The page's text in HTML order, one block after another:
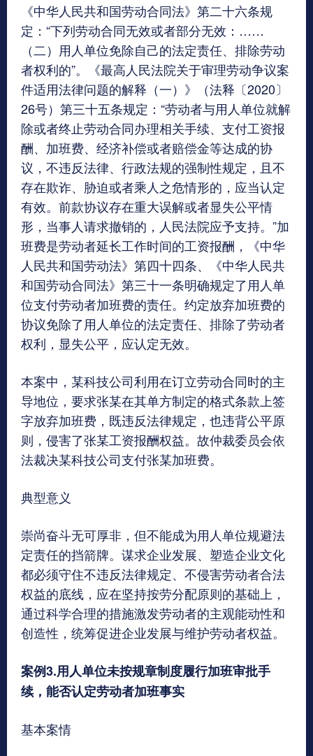
《中华人民共和国劳动合同法》第二十六条规
定：“下列劳动合同无效或者部分无效：……
（二）用人单位免除自己的法定责任、排除劳动
者权利的”。《最高人民法院关于审理劳动争议案
件适用法律问题的解释（一）》（法释〔2020〕
26号）第三十五条规定：“劳动者与用人单位就解
除或者终止劳动合同办理相关手续、支付工资报
酬、加班费、经济补偿或者赔偿金等达成的协
议，不违反法律、行政法规的强制性规定，且不
存在欺诈、胁迫或者乘人之危情形的，应当认定
有效。前款协议存在重大误解或者显失公平情
形，当事人请求撤销的，人民法院应予支持。”加
班费是劳动者延长工作时间的工资报酬，《中华
人民共和国劳动法》第四十四条、《中华人民共
和国劳动合同法》第三十一条明确规定了用人单
位支付劳动者加班费的责任。约定放弃加班费的
协议免除了用人单位的法定责任、排除了劳动者
权利，显失公平，应认定无效。
本案中，某科技公司利用在订立劳动合同时的主
导地位，要求张某在其单方制定的格式条款上签
字放弃加班费，既违反法律规定，也违背公平原
则，侵害了张某工资报酬权益。故仲裁委员会依
法裁决某科技公司支付张某加班费。
典型意义
崇尚奋斗无可厚非，但不能成为用人单位规避法
定责任的挡箭牌。谋求企业发展、塑造企业文化
都必须守住不违反法律规定、不侵害劳动者合法
权益的底线，应在坚持按劳分配原则的基础上，
通过科学合理的措施激发劳动者的主观能动性和
创造性，统筹促进企业发展与维护劳动者权益。
案例3.用人单位未按规章制度履行加班审批手
续，能否认定劳动者加班事实
基本案情